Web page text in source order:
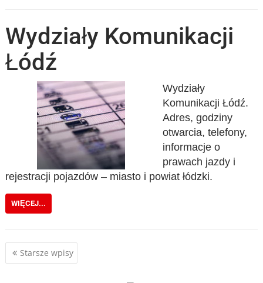
Wydziały Komunikacji
Łódź
Wydziały
Komunikacji Łódź.
Adres, godziny
otwarcia, telefony,
informacje o
prawach jazdy i
rejestracji pojazdów – miasto i powiat łódzki.
WIĘCEJ...
Nawigacja
Starsze wpisy